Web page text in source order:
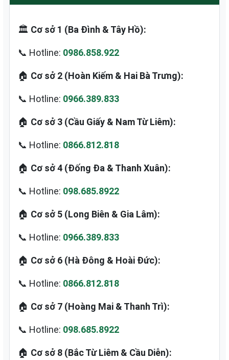
🏛️ Cơ sở 1 (Ba Đình & Tây Hồ):
📞 Hotline: 0986.858.922
🏠 Cơ sở 2 (Hoàn Kiếm & Hai Bà Trưng):
📞 Hotline: 0966.389.833
🏠 Cơ sở 3 (Cầu Giấy & Nam Từ Liêm):
📞 Hotline: 0866.812.818
🏠 Cơ sở 4 (Đống Đa & Thanh Xuân):
📞 Hotline: 098.685.8922
🏠 Cơ sở 5 (Long Biên & Gia Lâm):
📞 Hotline: 0966.389.833
🏠 Cơ sở 6 (Hà Đông & Hoài Đức):
📞 Hotline: 0866.812.818
🏠 Cơ sở 7 (Hoàng Mai & Thanh Trì):
📞 Hotline: 098.685.8922
🏠 Cơ sở 8 (Bắc Từ Liêm & Cầu Diễn):